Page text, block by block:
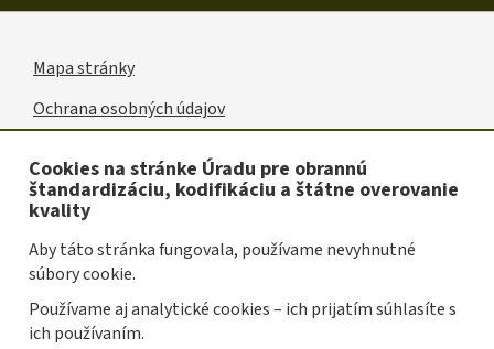
odkazy
Mapa stránky
Ochrana osobných údajov
Oznámenie o používaní súborov cookies
štandardizáciu, kodifikáciu a štátne overovanie kvality
Slovenskej republiky.
Cookies na stránke Úradu pre obrannú
štandardizáciu, kodifikáciu a štátne overovanie
kvality
Aby táto stránka fungovala, používame nevyhnutné
súbory cookie.
Používame aj analytické cookies – ich prijatím súhlasíte s
ich používaním.